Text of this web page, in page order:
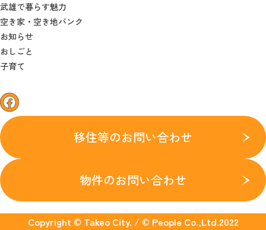
武雄で暮らす魅力
空き家・空き地バンク
お知らせ
おしごと
子育て
facebook
移住等のお問い合わせ
物件のお問い合わせ
Copyright © Takeo City. / © People Co.,Ltd.2022